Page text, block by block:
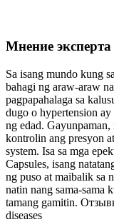
Мнение эксперта
Sa isang mundo kung
bahagi ng araw-araw
pagpapahalaga sa
dugo o hypertension
ng edad. Gayunpaman,
kontrolin ang presyon
system. Isa sa mga
Capsules, isang
ng puso at maibalik sa
natin nang sama-sama
tamang gamitin.
diseases